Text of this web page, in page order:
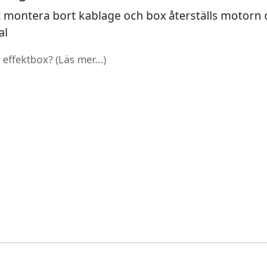
montera bort kablage och box återställs motorn
(Läs mer...)